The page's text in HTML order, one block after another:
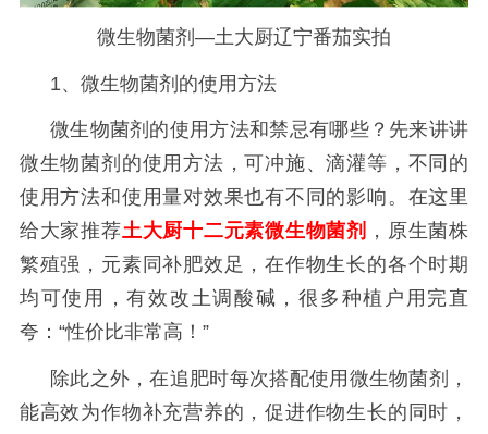
微生物菌剂—土大厨辽宁番茄实拍
1、微生物菌剂的使用方法
微生物菌剂的使用方法和禁忌有哪些？先来讲讲
微生物菌剂的使用方法，可冲施、滴灌等，不同的
使用方法和使用量对效果也有不同的影响。 在这里
给大家推荐土大厨十二元素微生物菌剂 ，原生菌株
繁殖强，元素同补肥效足，在作物生长的各个时期
均可使用，有效改土调酸碱，很多种植户用完直
夸： “性价比非常高！”
除此之外，在追肥时每次搭配使用微生物菌剂，
能高效为作物补充营养的，促进作物生长的同时，